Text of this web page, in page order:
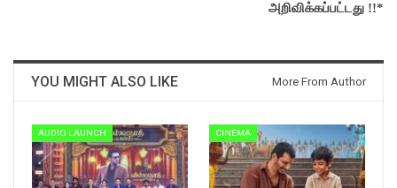
அறிவிக்கப்பட்டது !!*
YOU MIGHT ALSO LIKE More From Author
AUDIO LAUNCH CINEMA